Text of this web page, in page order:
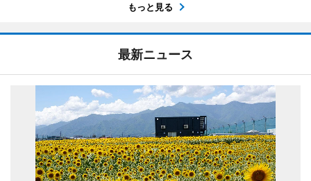
もっと見る
最新ニュース